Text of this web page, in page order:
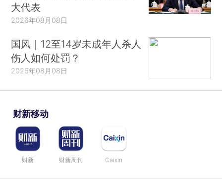
大代表
2026年08月08日
国风｜12至14岁未成年人杀人
伤人如何处罚？
2026年08月08日
财新移动
财新 财新周刊 Caixin